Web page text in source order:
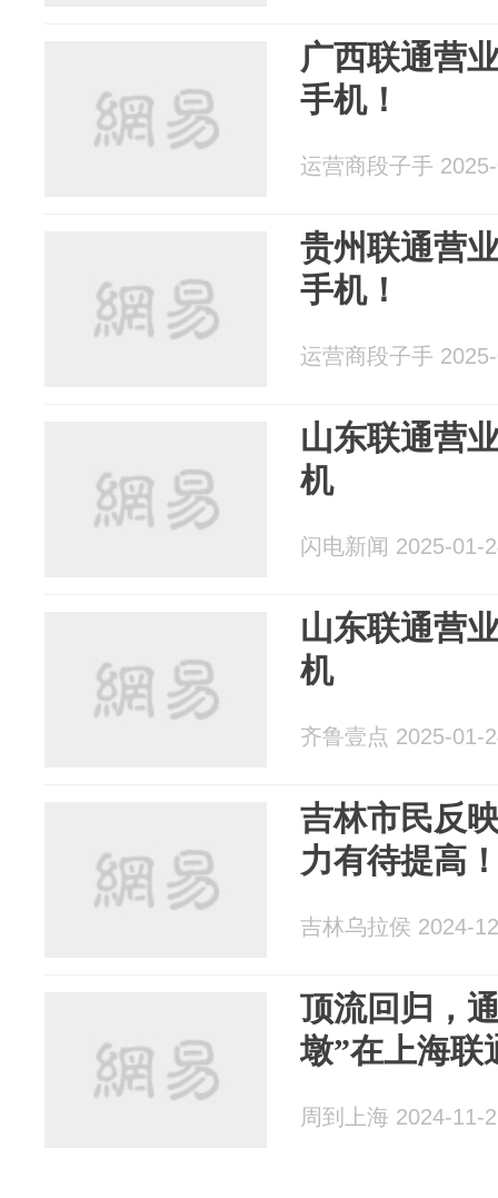
广西联通营
手机！
运营商段子手
贵州联通营
手机！
运营商段子手
山东联通营
机
闪电新闻 2025-01-
山东联通营
机
齐鲁壹点 2025-01-
吉林市民反
力有待提高
吉林乌拉侯 2024-
顶流回归，
墩”在上海联
周到上海 2024-11-